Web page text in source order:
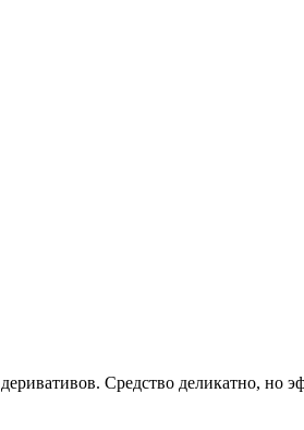
Средство деликатно, но